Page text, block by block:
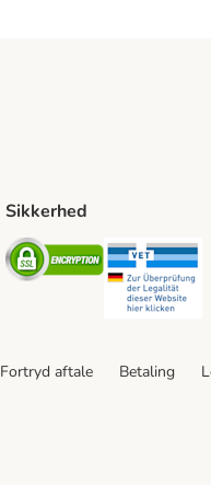
Sikkerhed
Security
Fortryd aftale Betaling